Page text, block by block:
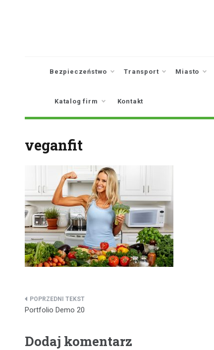
Bezpieczeństwo Transport Miasto
Katalog firm Kontakt
veganfit
Nawigacja
Portfolio Demo 20
Dodaj komentarz